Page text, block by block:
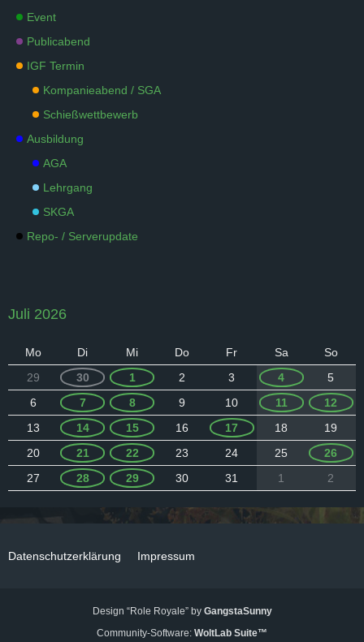
Event
Publicabend
IGF Termin
Kompanieabend / SGA
Schießwettbewerb
Ausbildung
AGA
Lehrgang
SKGA
Repo- / Serverupdate
Juli 2026
Mo Di Mi Do Fr Sa
So
29
30 1 2 3 4
5
6
7 8 9 10 11
12
13
14 15 16 17 18
19
20
21 22 23 24 25
26
27
28 29 30 31 1 2
Datenschutzerklärung Impressum
Design “Role Royale” by GangstaSunny
Community-Software: WoltLab Suite™